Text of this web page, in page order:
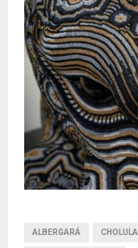
ALBERGARÁ CHOLULA